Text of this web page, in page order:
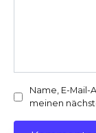
Name, E-Mail-
meinen